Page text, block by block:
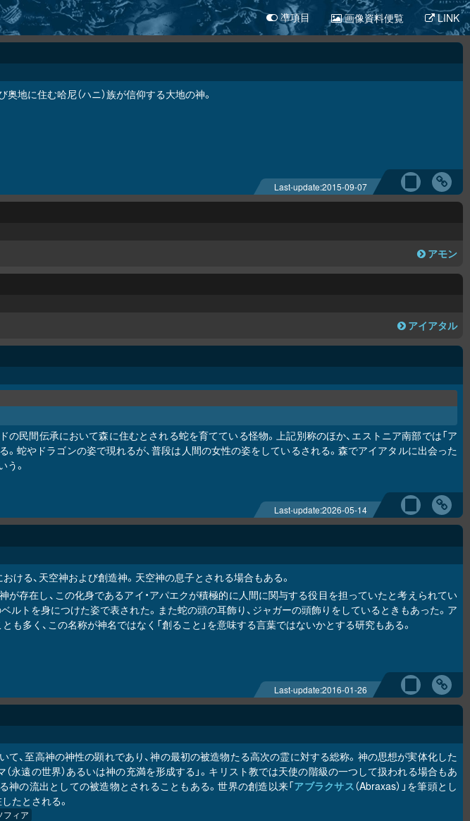
凖項目 画像資料便覧 LINK
地に住む哈尼（ハニ）族が信仰する大地の神。
Last-update:2015-09-07
アモン
アイアタル
の民間伝承において森に住むとされる蛇を育てている怪物。上記別称のほか、エストニア南部では「ア
れる。蛇やドラゴンの姿で現れるが、普段は人間の女性の姿をしているされる。森でアイアタルに出会った
。
Last-update:2026-05-14
ける、天空神および創造神。天空神の息子とされる場合もある。
が存在し、この化身であるアイ・アパエクが積極的に人間に関与する役目を担っていたと考えられてい
ルトを身につけた姿で表された。また蛇の頭の耳飾り、ジャガーの頭飾りをしているときもあった。ア
も多く、この名称が神名ではなく「創ること」を意味する言葉ではないかとする研究もある。
Last-update:2016-01-26
て、至高神の神性の顕れであり、神の最初の被造物たる高次の霊に対する総称。神の思想が実体化した
（永遠の世界）あるいは神の充満を形成する」。キリスト教では天使の階級の一つして扱われる場合もあ
神の流出としての被造物とされることもある。世界の創造以来「アブラクサス（Abraxas）」を筆頭とし
たとされる。
フィア